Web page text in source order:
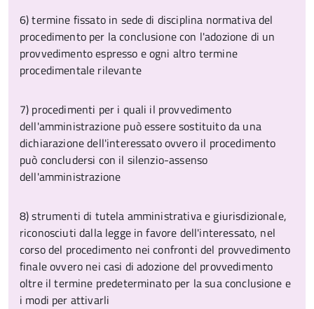
6) termine fissato in sede di disciplina normativa del
procedimento per la conclusione con l'adozione di un
provvedimento espresso e ogni altro termine
procedimentale rilevante
7) procedimenti per i quali il provvedimento
dell'amministrazione può essere sostituito da una
dichiarazione dell'interessato ovvero il procedimento
può concludersi con il silenzio-assenso
dell'amministrazione
8) strumenti di tutela amministrativa e giurisdizionale,
riconosciuti dalla legge in favore dell'interessato, nel
corso del procedimento nei confronti del provvedimento
finale ovvero nei casi di adozione del provvedimento
oltre il termine predeterminato per la sua conclusione e
i modi per attivarli